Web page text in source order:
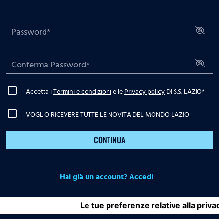
Accetta iTermini e condizionie lePrivacy policyDI S.S. LAZIO*
VOGLIO RICEVERE TUTTE LE NOVITA DEL MONDO LAZIO
CONTINUA
Hai già un account? Accedi
Le tue preferenze relative alla